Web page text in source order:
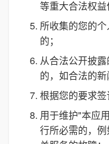
等重大合法权益
所收集的您的
的；
从合法公开披
的，如合法的新
根据您的要求签
用于维护"本应
行所必需的，